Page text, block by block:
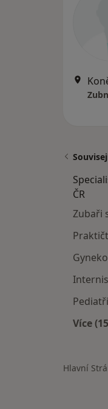
ČR
Zubaři
Více
Hlavní